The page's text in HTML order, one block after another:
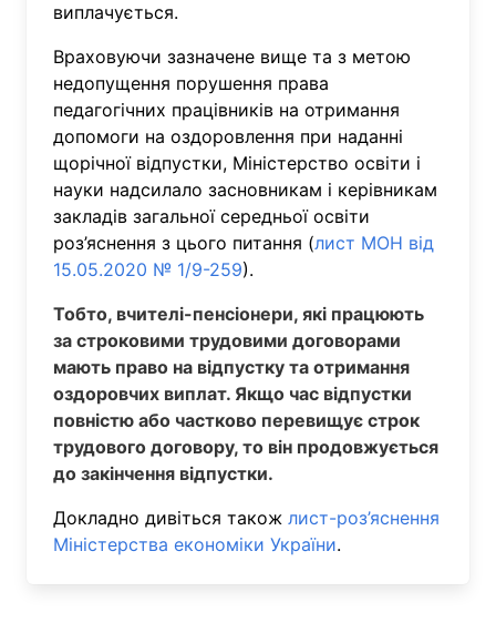
виплачується.
Враховуючи зазначене вище та з метою
недопущення порушення права
педагогічних працівників на отримання
допомоги на оздоровлення при наданні
щорічної відпустки, Міністерство освіти і
науки надсилало засновникам і керівникам
закладів загальної середньої освіти
роз’яснення з цього питання (лист МОН від
15.05.2020 № 1/9-259).
Тобто, вчителі-пенсіонери, які працюють
за строковими трудовими договорами
мають право на відпустку та отримання
оздоровчих виплат. Якщо час відпустки
повністю або частково перевищує строк
трудового договору, то він продовжується
до закінчення відпустки.
Докладно дивіться також лист-роз’яснення
Міністерства економіки України.